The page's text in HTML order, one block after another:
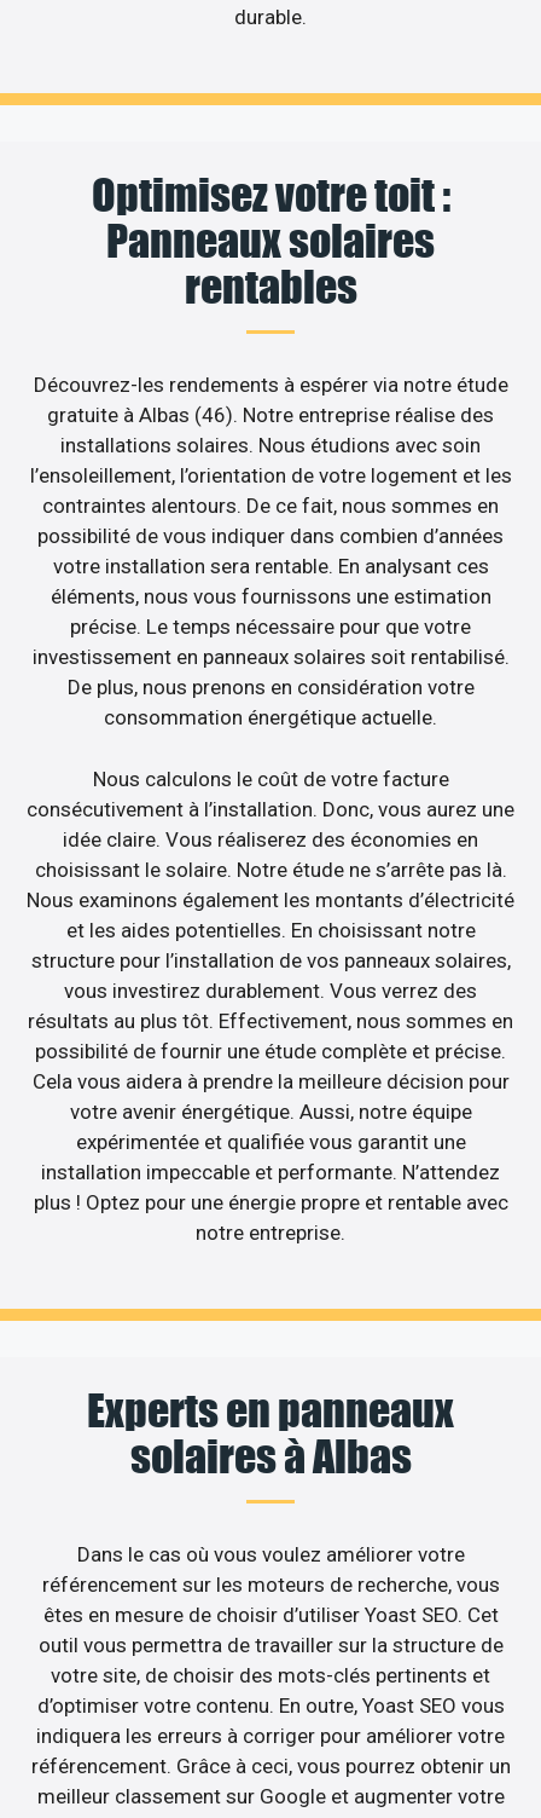
durable.
Optimisez votre toit :
Panneaux solaires
rentables
Découvrez-les rendements à espérer via notre étude
gratuite à Albas (46). Notre entreprise réalise des
installations solaires. Nous étudions avec soin
l’ensoleillement, l’orientation de votre logement et les
contraintes alentours. De ce fait, nous sommes en
possibilité de vous indiquer dans combien d’années
votre installation sera rentable. En analysant ces
éléments, nous vous fournissons une estimation
précise. Le temps nécessaire pour que votre
investissement en panneaux solaires soit rentabilisé.
De plus, nous prenons en considération votre
consommation énergétique actuelle.
Nous calculons le coût de votre facture
consécutivement à l’installation. Donc, vous aurez une
idée claire. Vous réaliserez des économies en
choisissant le solaire. Notre étude ne s’arrête pas là.
Nous examinons également les montants d’électricité
et les aides potentielles. En choisissant notre
structure pour l’installation de vos panneaux solaires,
vous investirez durablement. Vous verrez des
résultats au plus tôt. Effectivement, nous sommes en
possibilité de fournir une étude complète et précise.
Cela vous aidera à prendre la meilleure décision pour
votre avenir énergétique. Aussi, notre équipe
expérimentée et qualifiée vous garantit une
installation impeccable et performante. N’attendez
plus ! Optez pour une énergie propre et rentable avec
notre entreprise.
Experts en panneaux
solaires à Albas
Dans le cas où vous voulez améliorer votre
référencement sur les moteurs de recherche, vous
êtes en mesure de choisir d’utiliser Yoast SEO. Cet
outil vous permettra de travailler sur la structure de
votre site, de choisir des mots-clés pertinents et
d’optimiser votre contenu. En outre, Yoast SEO vous
indiquera les erreurs à corriger pour améliorer votre
référencement. Grâce à ceci, vous pourrez obtenir un
meilleur classement sur Google et augmenter votre